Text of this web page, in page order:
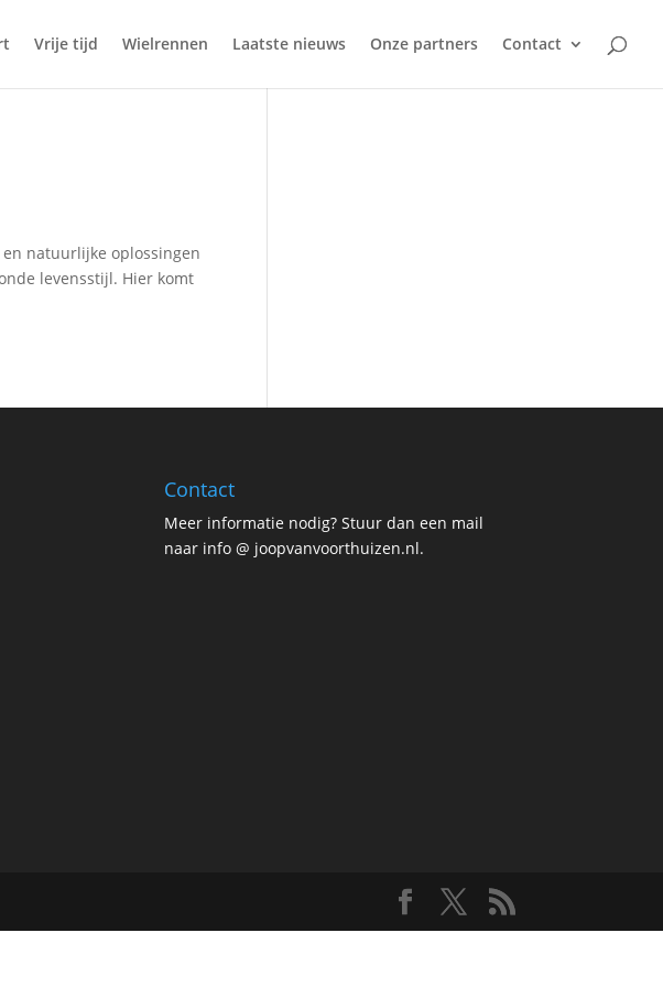
Vrije tijd Wielrennen Laatste nieuws Onze partners Contact
natuurlijke oplossingen
levensstijl. Hier komt
Contact
Meer informatie nodig? Stuur dan een mail
naar info @ joopvanvoorthuizen.nl.